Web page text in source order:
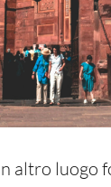
altro luogo